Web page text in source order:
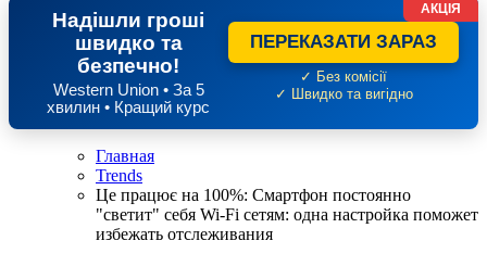
Надішли гроші
швидко та
безпечно!
Western Union • За 5
хвилин • Кращий курс
ПЕРЕКАЗАТИ ЗАРАЗ
✓ Без комісії
✓ Швидко та вигідно
АКЦІЯ
Главная
Trends
Це працює на 100%: Смартфон постоянно
"светит" себя Wi-Fi сетям: одна настройка поможет
избежать отслеживания